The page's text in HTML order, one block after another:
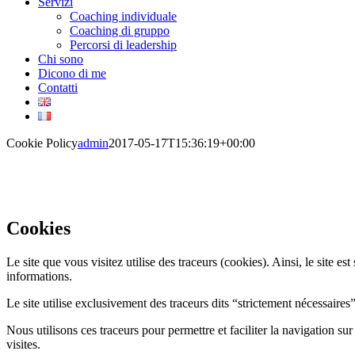
Coaching individuale
Coaching di gruppo
Percorsi di leadership
Chi sono
Dicono di me
Contatti
Cookie Policyadmin2017-05-17T15:36:19+00:00
Cookies
Le site que vous visitez utilise des traceurs (cookies). Ainsi, le site
informations.
Le site utilise exclusivement des traceurs dits “strictement
Nous utilisons ces traceurs pour permettre et faciliter la navigation
visites.